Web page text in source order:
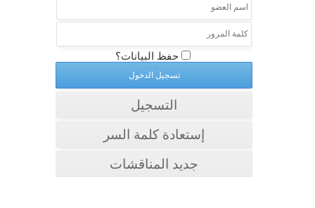
حفظ البيانات؟
التسجيل
إستعادة كلمة السر
جديد المناقشات